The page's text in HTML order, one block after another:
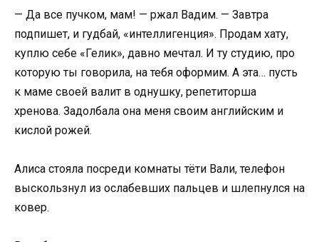
— Да все пучком, мам! — ржал Вадим. — Завтра
подпишет, и гудбай, «интеллигенция». Продам хату,
куплю себе «Гелик», давно мечтал. И ту студию, про
которую ты говорила, на тебя оформим. А эта… пусть
к маме своей валит в однушку, репетиторша
хренова. Задолбала она меня своим английским и
кислой рожей.
Алиса стояла посреди комнаты тёти Вали, телефон
выскользнул из ослабевших пальцев и шлепнулся на
ковер.